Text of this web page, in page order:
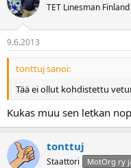
TET Linesman Finland
9.6.2013
tonttuj sanoi:
Tää ei ollut kohdistettu
Kukas muu sen letkan
tonttuj
Staattori MotOrg ry